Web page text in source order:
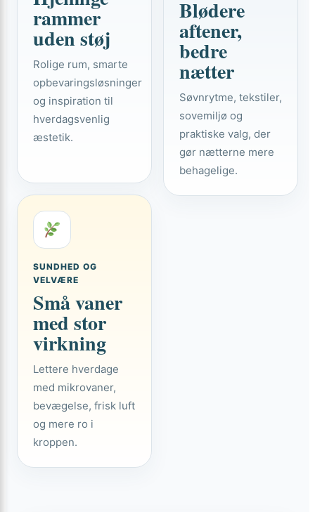
rammer
uden støj
Rolige rum, smarte
opbevaringsløsninger
og inspiration til
hverdagsvenlig
æstetik.
Blødere
aftener,
bedre
nætter
Søvnrytme, tekstiler,
sovemiljø og
praktiske valg, der
gør nætterne mere
behagelige.
SUNDHED OG
VELVÆRE
Små vaner
med stor
virkning
Lettere hverdage
med mikrovaner,
bevægelse, frisk luft
og mere ro i
kroppen.